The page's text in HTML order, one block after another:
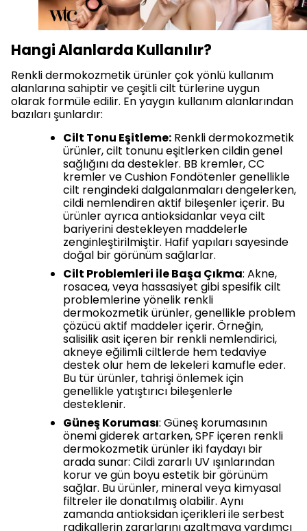
Hangi Alanlarda Kullanılır?
Renkli dermokozmetik ürünler çok yönlü kullanım
alanlarına sahiptir ve çeşitli cilt türlerine uygun
olarak formüle edilir. En yaygın kullanım alanlarından
bazıları şunlardır:
Cilt Tonu Eşitleme: Renkli dermokozmetik
ürünler, cilt tonunu eşitlerken cildin genel
sağlığını da destekler. BB kremler, CC
kremler ve Cushion Fondötenler genellikle
cilt rengindeki dalgalanmaları dengelerken,
cildi nemlendiren aktif bileşenler içerir. Bu
ürünler ayrıca antioksidanlar veya cilt
bariyerini destekleyen maddelerle
zenginleştirilmiştir. Hafif yapıları sayesinde
doğal bir görünüm sağlarlar.
Cilt Problemleri ile Başa Çıkma: Akne,
rosacea, veya hassasiyet gibi spesifik cilt
problemlerine yönelik renkli
dermokozmetik ürünler, genellikle problem
çözücü aktif maddeler içerir. Örneğin,
salisilik asit içeren bir renkli nemlendirici,
akneye eğilimli ciltlerde hem tedaviye
destek olur hem de lekeleri kamufle eder.
Bu tür ürünler, tahrişi önlemek için
genellikle yatıştırıcı bileşenlerle
desteklenir.
Güneş Koruması: Güneş korumasının
önemi giderek artarken, SPF içeren renkli
dermokozmetik ürünler iki faydayı bir
arada sunar: Cildi zararlı UV ışınlarından
korur ve gün boyu estetik bir görünüm
sağlar. Bu ürünler, mineral veya kimyasal
filtreler ile donatılmış olabilir. Aynı
zamanda antioksidan içerikleri ile serbest
radikallerin zararlarını azaltmaya yardımcı